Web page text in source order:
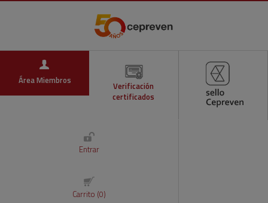
Área Miembros
Verificación
certificados
Entrar
Carrito (0)